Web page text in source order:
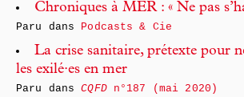
Chroniques à MER : « Ne pas
Paru dans Podcasts & Cie
La crise sanitaire, prétexte pour
les exilé·es en mer
Paru dansCQFDn°187 (mai 2020)